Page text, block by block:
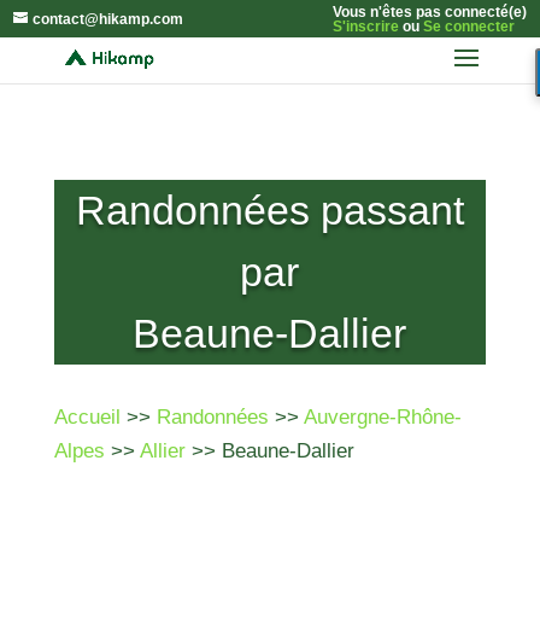
contact@hikamp.com
Vous n'êtes pas connecté(e)
S'inscrireou Se connecter
Randonnées passant
par
Beaune-Dallier
Accueil >> Randonnées >> Auvergne-Rhône-
Alpes >> Allier>> Beaune-Dallier